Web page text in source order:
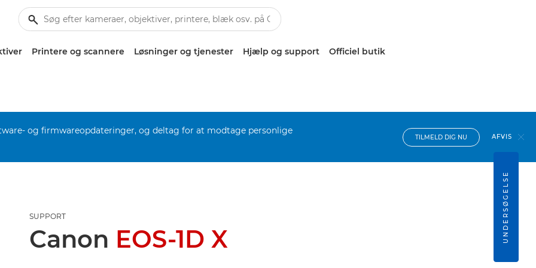
Printere og scannere Løsninger og tjenester Hjælp og support Officiel butik
og firmwareopdateringer, og deltag for at modtage personlige
TILMELD DIG NU AFVIS
SUPPORT
Canon EOS-1D X UNDERSØGELSE